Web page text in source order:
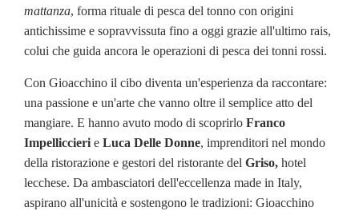
mattanza, forma rituale di pesca del tonno con origini
antichissime e sopravvissuta fino a oggi grazie all'ultimo rais,
colui che guida ancora le operazioni di pesca dei tonni rossi.
Con Gioacchino il cibo diventa un'esperienza da raccontare:
una passione e un'arte che vanno oltre il semplice atto del
mangiare. E hanno avuto modo di scoprirlo Franco
Impelliccieri e Luca Delle Donne, imprenditori nel mondo
della ristorazione e gestori del ristorante del Griso, hotel
lecchese. Da ambasciatori dell'eccellenza made in Italy,
aspirano all'unicità e sostengono le tradizioni: Gioacchino